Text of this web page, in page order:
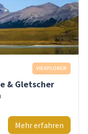
VIEXPLORER
& Gletscher
Mehr erfahren